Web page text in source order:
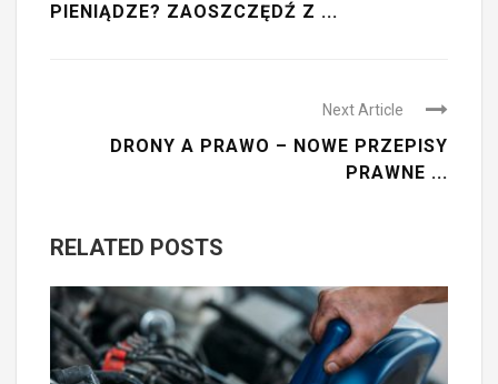
PIENIĄDZE? ZAOSZCZĘDŹ Z ...
Next Article
DRONY A PRAWO – NOWE PRZEPISY
PRAWNE ...
RELATED POSTS